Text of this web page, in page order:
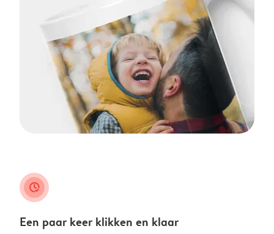
clock_check
Een paar keer klikken en klaar